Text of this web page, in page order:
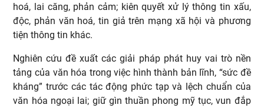
hoá, lai căng, phản cảm; kiên quyết xử lý thông tin xấu,
độc, phản văn hoá, tin giả trên mạng xã hội và phương
tiện thông tin khác.
Nghiên cứu đề xuất các giải pháp phát huy vai trò nền
tảng của văn hóa trong việc hình thành bản lĩnh, “sức đề
kháng” trước các tác động phức tạp và lệch chuẩn của
văn hóa ngoại lai; giữ gìn thuần phong mỹ tục, vun đắp